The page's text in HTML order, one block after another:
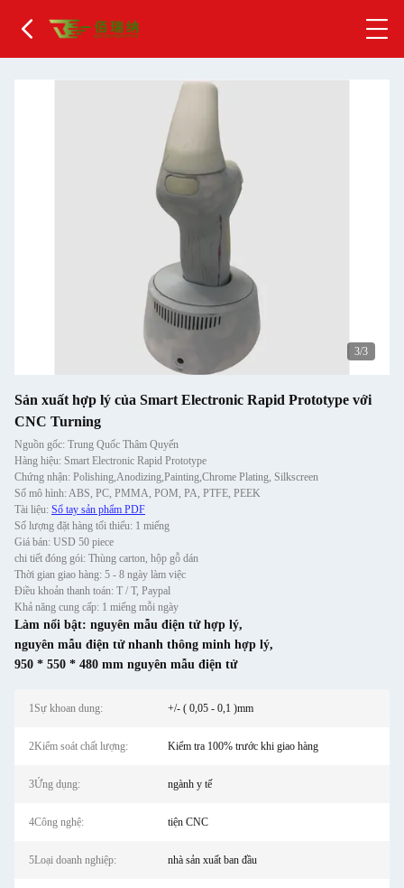
1/3
Sản xuất hợp lý của Smart Electronic Rapid Prototype với
CNC Turning
Nguồn gốc: Trung Quốc Thâm Quyến
Hàng hiệu: Smart Electronic Rapid Prototype
Chứng nhận: Polishing,Anodizing,Painting,Chrome Plating, Silkscreen
Số mô hình: ABS, PC, PMMA, POM, PA, PTFE, PEEK
Tài liệu: Sổ tay sản phẩm PDF
Số lượng đặt hàng tối thiểu: 1 miếng
Giá bán: USD 50 piece
chi tiết đóng gói: Thùng carton, hộp gỗ dán
Thời gian giao hàng: 5 - 8 ngày làm việc
Điều khoản thanh toán: T / T, Paypal
Khả năng cung cấp: 1 miếng mỗi ngày
Làm nổi bật: nguyên mẫu điện tử hợp lý,
nguyên mẫu điện tử nhanh thông minh hợp lý,
950 * 550 * 480 mm nguyên mẫu điện tử
1Sự khoan dung: +/- ( 0,05 - 0,1 )mm
2Kiểm soát chất lượng: Kiểm tra 100% trước khi giao hàng
3Ứng dụng: ngành y tế
4Công nghệ: tiện CNC
5Loại doanh nghiệp: nhà sản xuất ban đầu